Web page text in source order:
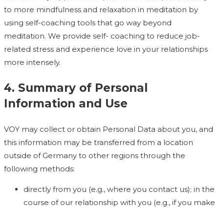
to more mindfulness and relaxation in meditation by
using self-coaching tools that go way beyond
meditation. We provide self- coaching to reduce job-
related stress and experience love in your relationships
more intensely.
4. Summary of Personal
Information and Use
VOY may collect or obtain Personal Data about you, and
this information may be transferred from a location
outside of Germany to other regions through the
following methods:
directly from you (e.g., where you contact us); in the
course of our relationship with you (e.g., if you make